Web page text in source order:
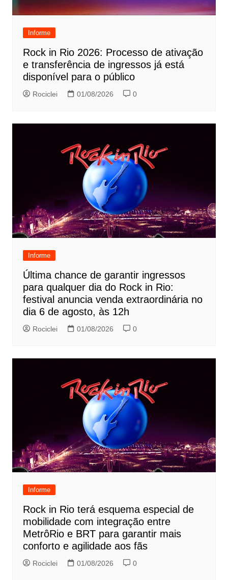
Informe
Rock in Rio 2026: Processo de ativação
e transferência de ingressos já está
disponível para o público
Rociclei 01/08/2026 0
Informe
Última chance de garantir ingressos
para qualquer dia do Rock in Rio:
festival anuncia venda extraordinária no
dia 6 de agosto, às 12h
Rociclei 01/08/2026 0
Informe
Rock in Rio terá esquema especial de
mobilidade com integração entre
MetrôRio e BRT para garantir mais
conforto e agilidade aos fãs
Rociclei 01/08/2026 0